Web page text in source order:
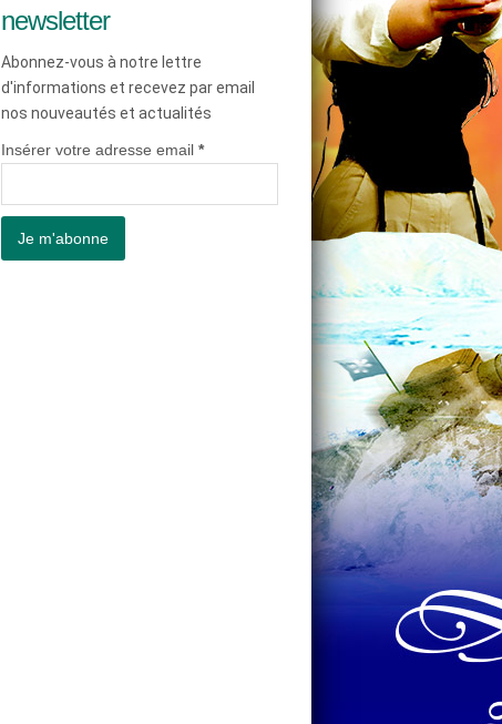
newsletter
Abonnez-vous à notre lettre
d'informations et recevez par email
nos nouveautés et actualités
Insérer votre adresse email *